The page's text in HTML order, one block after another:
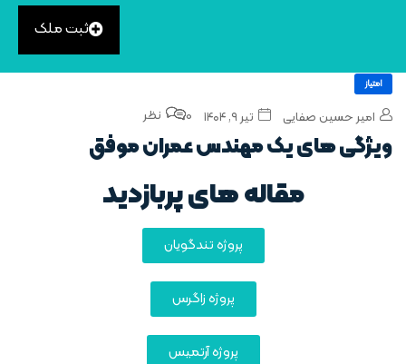
ثبت ملک
امتیاز
امیر حسین صفایی تیر ۹, ۱۴۰۴ 0 نظر
ویژگی‌ های یک مهندس عمران موفق
مقاله های پربازدید
پروژه تندگویان
پروژه زاگرس
پروژه آرتمیس